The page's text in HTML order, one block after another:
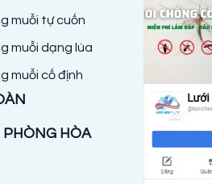
muỗi tự cuốn
muỗi dạng lùa
muỗi cố định
PHÒNG HÒA